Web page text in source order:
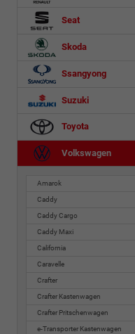
Seat
Skoda
Ssangyong
Suzuki
Toyota
Volkswagen
Amarok
Caddy
Caddy Cargo
Caddy Maxi
California
Caravelle
Crafter
Crafter Kastenwagen
Crafter Pritschenwagen
e-Transporter Kastenwagen